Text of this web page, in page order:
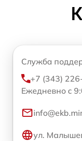
Служба
+7 (343)
Ежедневно с
ул.